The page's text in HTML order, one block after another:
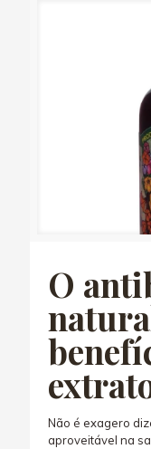
O
Não é exagero
aproveitável na